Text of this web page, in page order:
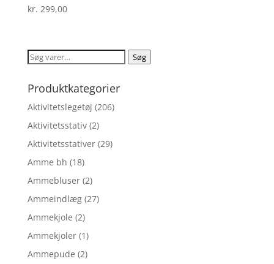
Vurderet
4.3
kr. 299,00
Søg
Søg
Produktkategorier
Aktivitetslegetøj (206)
Aktivitetsstativ (2)
Aktivitetsstativer (29)
Amme bh (18)
Ammebluser (2)
Ammeindlæg (27)
Ammekjole (2)
Ammekjoler (1)
Ammepude (2)